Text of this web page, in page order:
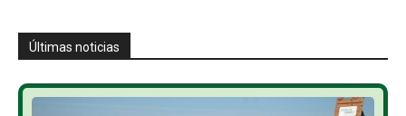
Últimas noticias